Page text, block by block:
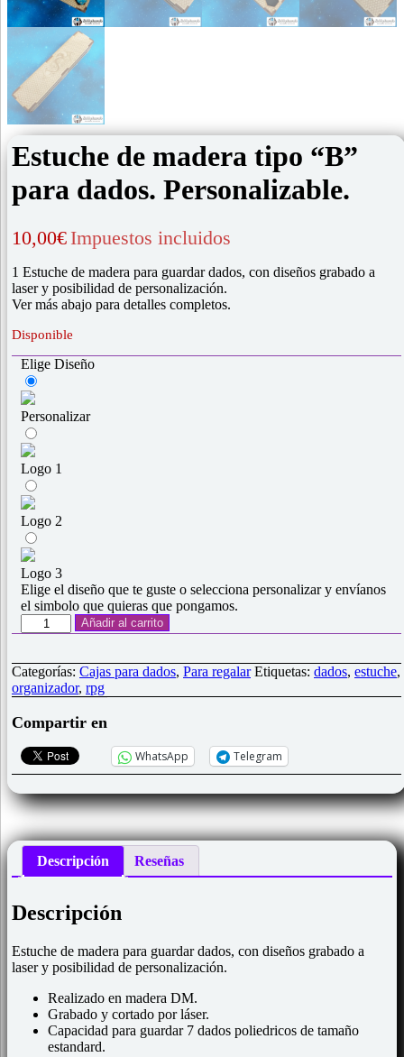
Estuche de madera tipo “B”
para dados. Personalizable.
10,00€ Impuestos incluidos
1 Estuche de madera para guardar dados, con diseños grabado a
laser y posibilidad de personalización.
Ver más abajo para detalles completos.
Disponible
Elige Diseño
Personalizar
Logo 1
Logo 2
Logo 3
Elige el diseño que te guste o selecciona personalizar y envíanos
el simbolo que quieras que pongamos.
Estuche
de
tipo
"B"
para
dados.
Personalizable.
cantidad
Añadir al carrito
Categorías: Cajas para dados, Para regalar Etiquetas: dados, estuche,
organizador, rpg
Compartir en
WhatsApp Telegram
Descripción Reseñas
Descripción
Estuche de madera para guardar dados, con diseños grabado a
laser y posibilidad de personalización.
Realizado en madera DM.
Grabado y cortado por láser.
Capacidad para guardar 7 dados poliedricos de tamaño
estandard.